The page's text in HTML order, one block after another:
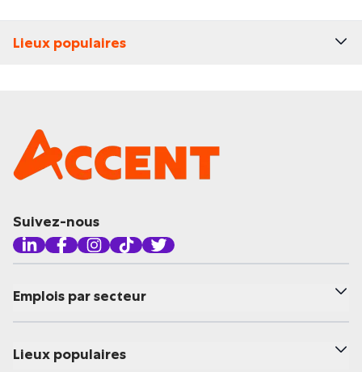
Lieux populaires
Suivez-nous
Emplois par secteur
Lieux populaires